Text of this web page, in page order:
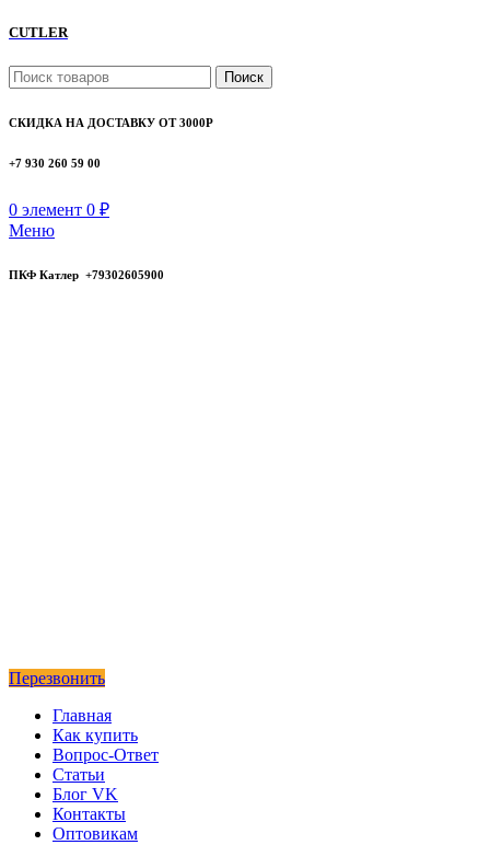
CUTLER
Поиск
СКИДКА НА ДОСТАВКУ ОТ 3000Р
+7 930 260 59 00
0 элемент 0 ₽
Меню
ПКФ Катлер +79302605900
Перезвонить
Главная
Как купить
Вопрос-Ответ
Статьи
Блог VK
Контакты
Оптовикам